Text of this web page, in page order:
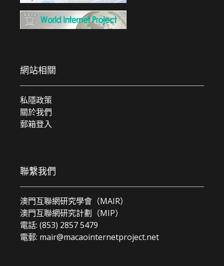
網站相關
私隱政策
關於我們
郵箱登入
聯繫我們
澳門互聯網研究學會（MAIR）
澳門互聯網研究計劃（MIP）
電話: (853) 2857 5479
電郵: mair@macaointernetproject.net